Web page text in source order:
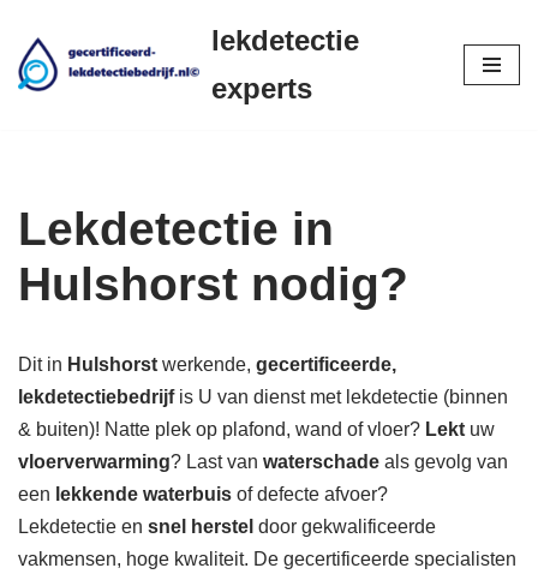
Ga
lekdetectie
experts
Lekdetectie in
Hulshorst nodig?
Dit in Hulshorst werkende, gecertificeerde,
lekdetectiebedrijf is U van dienst met lekdetectie (binnen
& buiten)! Natte plek op plafond, wand of vloer? Lekt uw
vloerverwarming? Last van waterschade als gevolg van
een lekkende waterbuis of defecte afvoer?
Lekdetectie en snel herstel door gekwalificeerde
vakmensen, hoge kwaliteit. De gecertificeerde specialisten